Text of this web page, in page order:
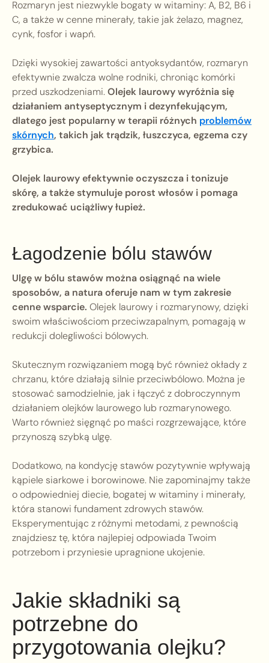
Rozmaryn jest niezwykle bogaty w witaminy: A, B2, B6 i
C, a także w cenne minerały, takie jak żelazo, magnez,
cynk, fosfor i wapń.
Dzięki wysokiej zawartości antyoksydantów, rozmaryn
efektywnie zwalcza wolne rodniki, chroniąc komórki
przed uszkodzeniami.Olejek laurowy wyróżnia się
działaniem antyseptycznym i dezynfekującym,
dlatego jest popularny w terapii różnych problemów
skórnych, takich jak trądzik, łuszczyca, egzema czy
grzybica.
Olejek laurowy efektywnie oczyszcza i tonizuje
skórę, a także stymuluje porost włosów i pomaga
zredukować uciążliwy łupież.
Łagodzenie bólu stawów
Ulgę w bólu stawów można osiągnąć na wiele
sposobów, a natura oferuje nam w tym zakresie
cenne wsparcie. Olejek laurowy i rozmarynowy, dzięki
swoim właściwościom przeciwzapalnym, pomagają w
redukcji dolegliwości bólowych.
Skutecznym rozwiązaniem mogą być również okłady z
chrzanu, które działają silnie przeciwbólowo. Można je
stosować samodzielnie, jak i łączyć z dobroczynnym
działaniem olejków laurowego lub rozmarynowego.
Warto również sięgnąć po maści rozgrzewające, które
przynoszą szybką ulgę.
Dodatkowo, na kondycję stawów pozytywnie wpływają
kąpiele siarkowe i borowinowe. Nie zapominajmy także
o odpowiedniej diecie, bogatej w witaminy i minerały,
która stanowi fundament zdrowych stawów.
Eksperymentując z różnymi metodami, z pewnością
znajdziesz tę, która najlepiej odpowiada Twoim
potrzebom i przyniesie upragnione ukojenie.
Jakie składniki są
potrzebne do
przygotowania olejku?